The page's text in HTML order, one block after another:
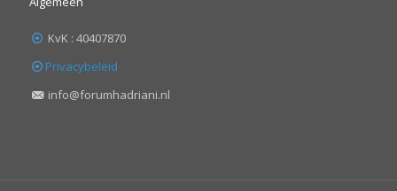
KvK : 40407870
Privacybeleid
info@forumhadriani.nl